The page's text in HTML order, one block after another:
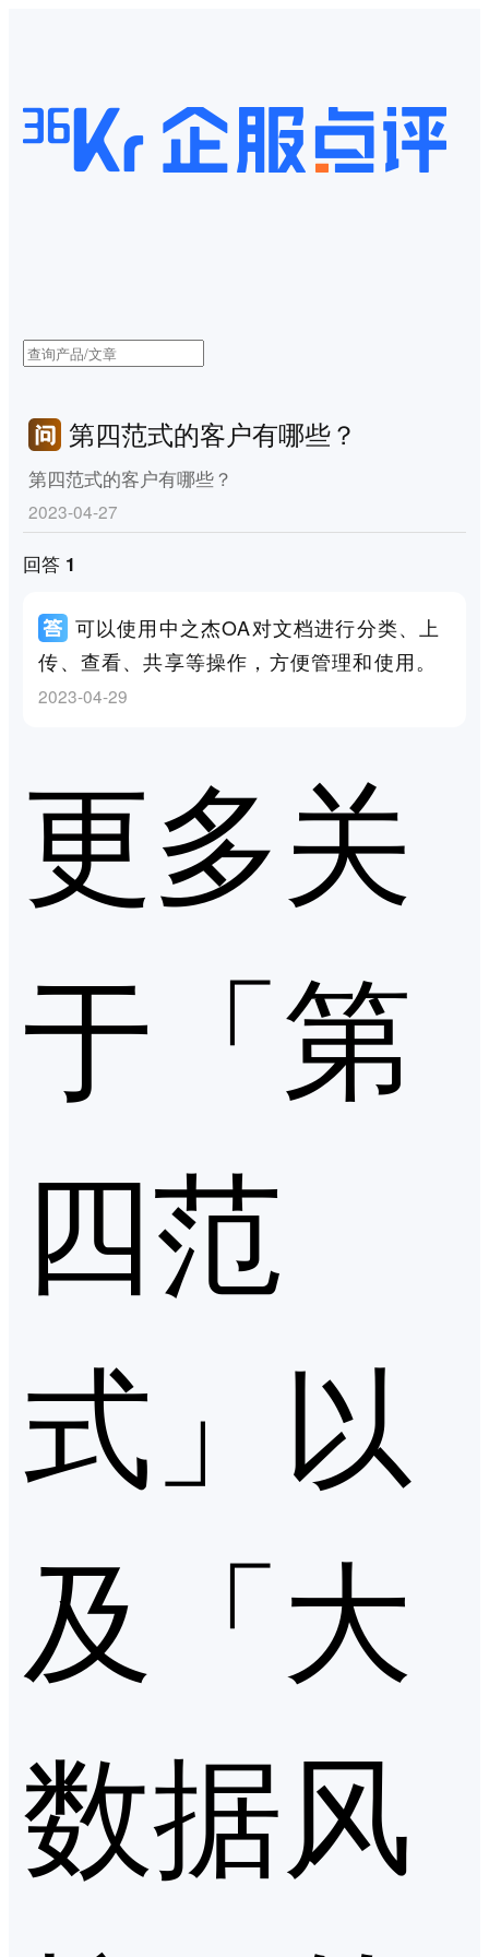
第四范式的客户有哪些？
第四范式的客户有哪些？
2023-04-27
回答 1
可以使用中之杰OA对文档进行分类、上
传、查看、共享等操作，方便管理和使用。
2023-04-29
更多关
于「第
四范
式」以
及「大
数据风